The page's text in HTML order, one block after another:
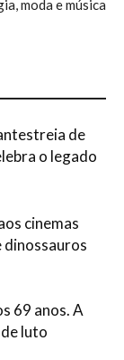
moda e música
de
o legado
cinemas
dinossauros
69 anos. A
luto